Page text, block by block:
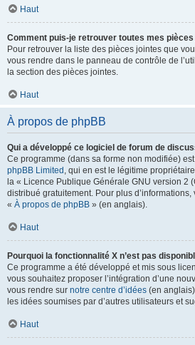
Haut
Comment puis-je retrouver toutes mes
Pour retrouver la liste des pièces jointes que
vous rendre dans le panneau de contrôle de
la section des pièces jointes.
Haut
À propos de phpBB
Qui a développé ce logiciel de forum de
Ce programme (dans sa forme non modifiée)
phpBB Limited , qui en est le légitime
la « Licence Publique Générale GNU version 2
distribué gratuitement. Pour plus
« À propos de phpBB » (en anglais).
Haut
Pourquoi la fonctionnalité X n’est pas
Ce programme a été développé et mis sous
vous souhaitez proposer l’intégration d’une
vous rendre sur notre centre d’idées (en
les idées soumises par d’autres utilisateurs et
Haut